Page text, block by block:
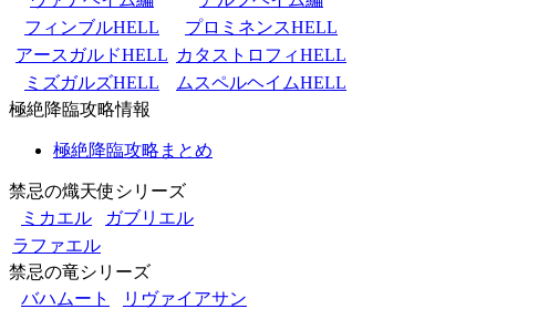
フィンブルHELL
プロミネンスHELL
アースガルドHELL カタストロフィHELL
ミズガルズHELL
ムスペルヘイムHELL
極絶降臨攻略情報
極絶降臨攻略まとめ
禁忌の熾天使シリーズ
ミカエル
ガブリエル
ラファエル
禁忌の竜シリーズ
バハムート
リヴァイアサン